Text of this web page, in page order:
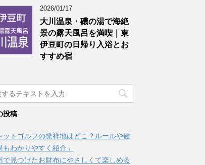
2026/01/17
大川温泉・磯の湯で海絶
景の露天風呂を満喫｜東
伊豆町の日帰り入浴とお
すすめ宿
投稿
ットゴルフの発祥地はどこ？ルールや健
もわかりやすく紹介」
で見つけたお財布にやさしくて楽しめる